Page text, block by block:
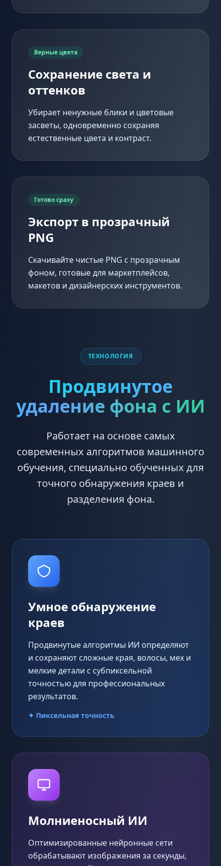
Верные цвета
Сохранение света и
оттенков
Убирает ненужные блики и цветовые
засветы, одновременно сохраняя
естественные цвета и контраст.
Готово сразу
Экспорт в прозрачный
PNG
Скачивайте чистые PNG с прозрачным
фоном, готовые для маркетплейсов,
макетов и дизайнерских инструментов.
ТЕХНОЛОГИЯ
Продвинутое
удаление фона с ИИ
Работает на основе самых
современных алгоритмов машинного
обучения, специально обученных для
точного обнаружения краев и
разделения фона.
Умное обнаружение
краев
Продвинутые алгоритмы ИИ определяют
и сохраняют сложные края, волосы, мех и
мелкие детали с субпиксельной
точностью для профессиональных
результатов.
✦ Пиксельная точность
Молниеносный ИИ
Оптимизированные нейронные сети
обрабатывают изображения за секунды,